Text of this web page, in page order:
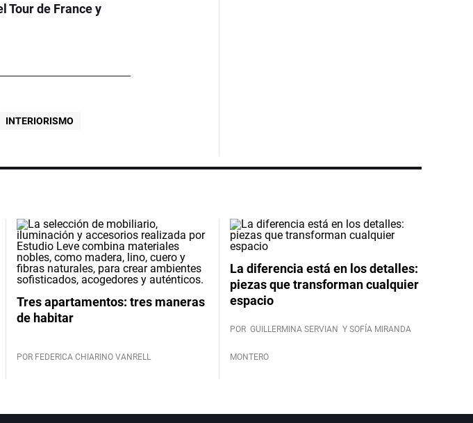
Tour de France y
INTERIORISMO
Tres apartamentos: tres maneras
de habitar
POR FEDERICA CHIARINO VANRELL
La diferencia está en los detalles:
piezas que transforman cualquier
espacio
POR GUILLERMINA SERVIAN Y SOFÍA MIRANDA
MONTERO